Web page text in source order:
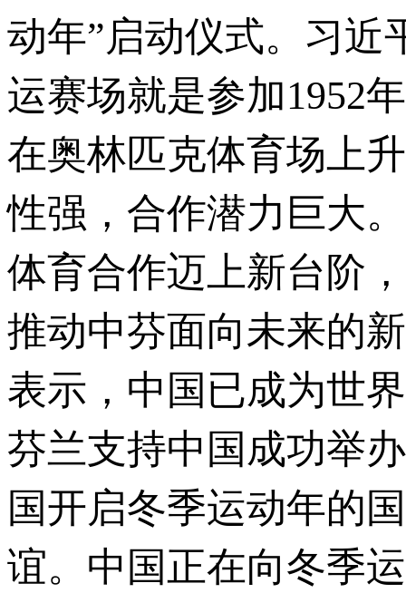
动年”启动仪式。习近
运赛场就是参加1952
在奥林匹克体育场上
性强，合作潜力巨大
体育合作迈上新台阶
推动中芬面向未来的
表示，中国已成为世
芬兰支持中国成功举
国开启冬季运动年的
谊。中国正在向冬季